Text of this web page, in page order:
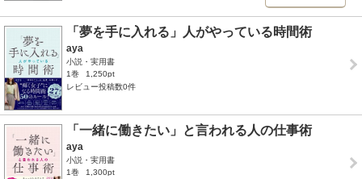
「夢を手に入れる」人がやっている時間術
aya
小説・実用書
1巻
1,250pt
レビュー投稿数0件
「一緒に働きたい」と言われる人の仕事術
aya
小説・実用書
1巻
1,300pt